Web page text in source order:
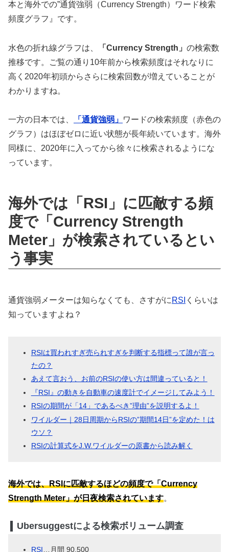
本と海外での”通貨強弱（Currency Strength）ワード検索
頻度グラフ』です。
水色の折れ線グラフは、 「Currency Strength」 の検索数
推移です。ご覧の通り10年前から検索頻度はそれなりに
高く2020年初頭からさらに検索回数が増えていることが
わかりますね。
一方の日本では、 「通貨強弱」 ワードの検索頻度（赤色の
グラフ）はほぼゼロに近い状態が長年続いています。海外
同様に、2020年に入ってから徐々に検索されるようにな
っています。
海外では「RSI」に匹敵する頻
度で「Currency Strength
Meter」が検索されているとい
う事実
通貨強弱メーターは知らなくても、さすがにRSI くらいは
知っていますよね？
RSIは買われすぎ売られすぎを判断する指標って誰が言っ
たの？
あえて言おう、お前のRSIの使い方は間違っていると！
『RSI』の動きを自動車の速度計でイメージしてみよう！
RSIの期間が「14」であるべき”理由”を説明するよ！
ワイルダー｜28日周期からRSIの”期間14日”を定めた！は
ウソ？
RSIの計算式をJ.W.ワイルダーの原書から読み解く
海外では、RSIに匹敵するほどの頻度で「Currency
Strength Meter」が日夜検索されています。
Ubersuggestによる検索ボリューム調査
RSI…月間 90,500